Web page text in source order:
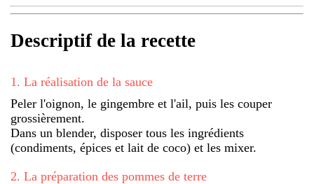
Descriptif de la recette
1 . La réalisation de la sauce
Peler l'oignon, le gingembre et l'ail, puis les couper
grossièrement.
Dans un blender, disposer tous les ingrédients
(condiments, épices et lait de coco) et les mixer.
2. La préparation des pommes de terre